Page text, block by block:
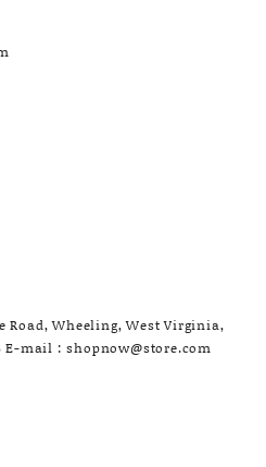
Road, Wheeling, West Virginia,
E-mail : shopnow@store.com